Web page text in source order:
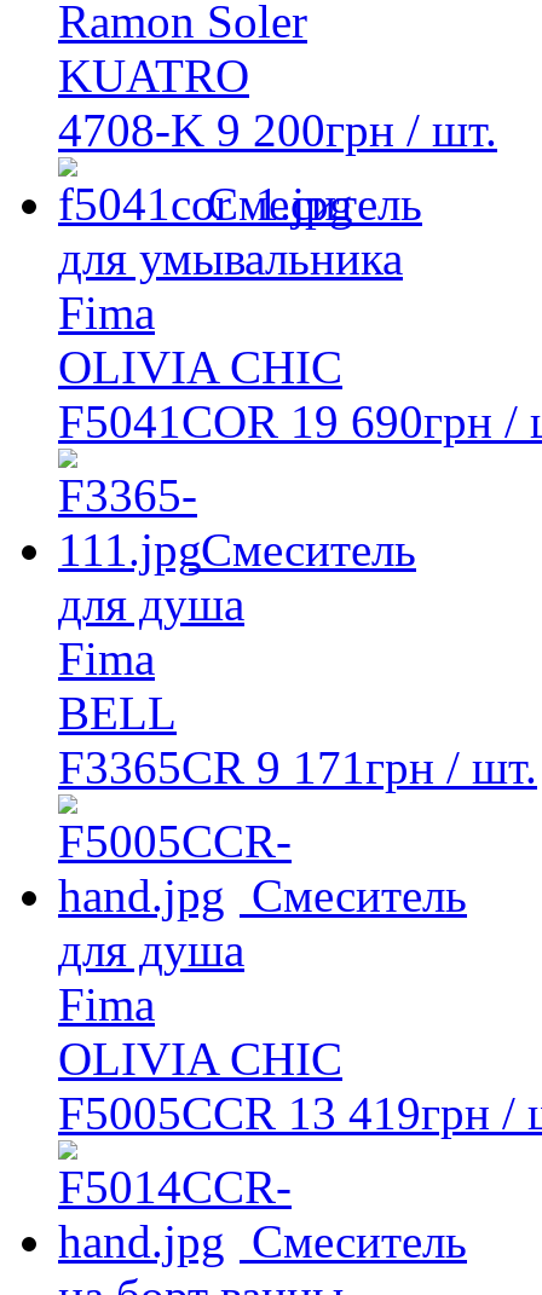
Ramon Soler
KUATRO
4708-K 9 200грн / шт.
Смеситель
для умывальника
Fima
OLIVIA CHIC
F5041COR 19 690грн /
Смеситель
для душа
Fima
BELL
F3365CR 9 171грн / шт.
Смеситель
для душа
Fima
OLIVIA CHIC
F5005CCR 13 419грн /
Смеситель